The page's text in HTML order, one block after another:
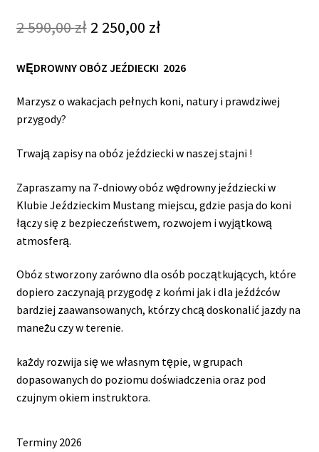
2 590,00zł Original
was:
590,00 zł.
2 250,00 złCurrent
is:
250,00 zł.
WĘDROWNY OBÓZ JEŹDIECKI 2026
Marzysz o wakacjach pełnych koni, natury i prawdziwej
przygody?
Trwają zapisy na obóz jeździecki w naszej stajni !
Zapraszamy na 7-dniowy obóz wędrowny jeździecki w
Klubie Jeździeckim Mustang miejscu, gdzie pasja do koni
łączy się z bezpieczeństwem, rozwojem i wyjątkową
atmosferą.
Obóz stworzony zarówno dla osób początkujących, które
dopiero zaczynają przygodę z końmi jak i dla jeźdźców
bardziej zaawansowanych, którzy chcą doskonalić jazdy na
maneżu czy w terenie.
każdy rozwija się we własnym tępie, w grupach
dopasowanych do poziomu doświadczenia oraz pod
czujnym okiem instruktora.
Terminy 2026